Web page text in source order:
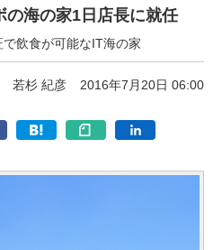
の海の家1日店長に就任
飲食が可能なIT海の家
若杉 紀彦 2016年7月20日 06:00